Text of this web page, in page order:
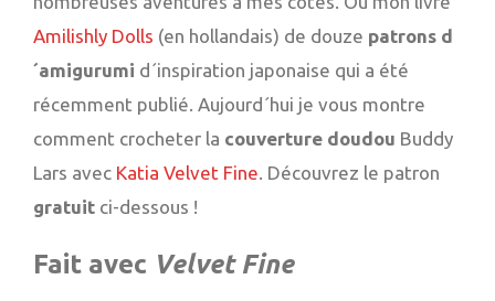
Amilishly Dolls (en hollandais) de douze patrons d
´amigurumi d´inspiration japonaise qui a été
récemment publié. Aujourd´hui je vous montre
comment crocheter la couverture doudou Buddy
Lars avec Katia Velvet Fine. Découvrez le patron
gratuit ci-dessous !
Fait avec Velvet Fine